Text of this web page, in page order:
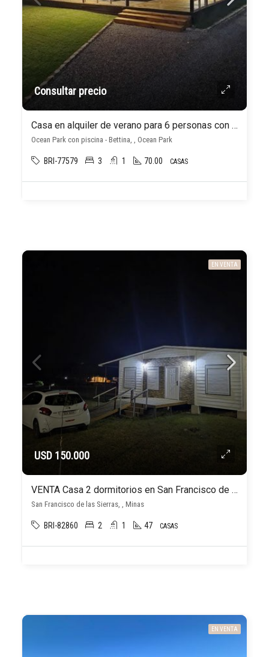
Consultar precio
Casa en alquiler de verano para 6 personas con piscina climatizada en Ocean Park
Ocean Park con piscina - Bettina, , Ocean Park
BRI-77579 3 1 70.00 CASAS
EN VENTA
USD 150.000
VENTA Casa 2 dormitorios en San Francisco de las Sierras – Minas – Lavalleja
San Francisco de las Sierras, , Minas
BRI-82860 2 1 47 CASAS
EN VENTA